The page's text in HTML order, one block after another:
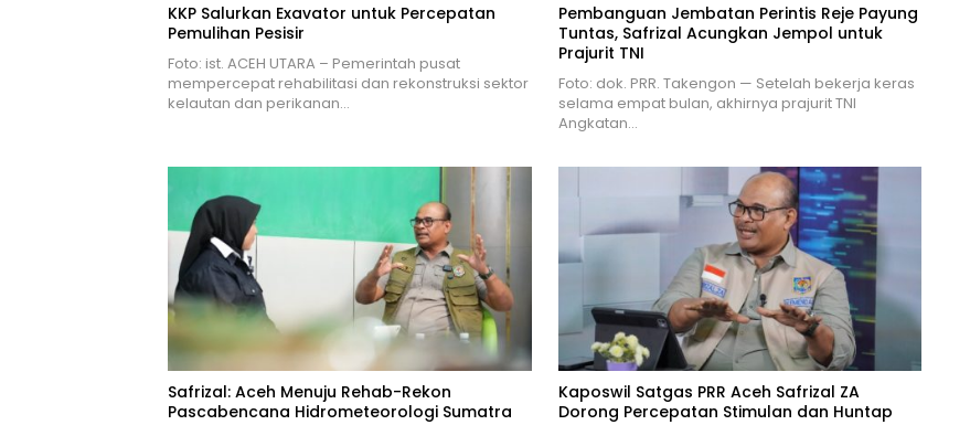
KKP Salurkan Exavator untuk Percepatan
Pemulihan Pesisir
Foto: ist. ACEH UTARA – Pemerintah pusat
mempercepat rehabilitasi dan rekonstruksi sektor
kelautan dan perikanan…
Pembanguan Jembatan Perintis Reje Payung
Tuntas, Safrizal Acungkan Jempol untuk
Prajurit TNI
Foto: dok. PRR. Takengon — Setelah bekerja keras
selama empat bulan, akhirnya prajurit TNI
Angkatan…
Safrizal: Aceh Menuju Rehab-Rekon
Pascabencana Hidrometeorologi Sumatra
Kaposwil Satgas PRR Aceh Safrizal ZA
Dorong Percepatan Stimulan dan Huntap